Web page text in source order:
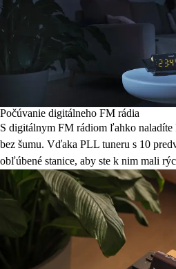
Počúvanie digitálneho FM rádia
S digitálnym FM rádiom ľahko naladíte
bez šumu. Vďaka PLL tuneru s 10
obľúbené stanice, aby ste k nim mali